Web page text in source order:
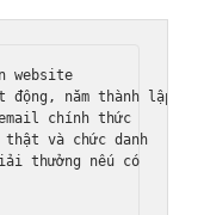
website
động, năm thành lập
chính thức
thật và chức danh
thưởng nếu có